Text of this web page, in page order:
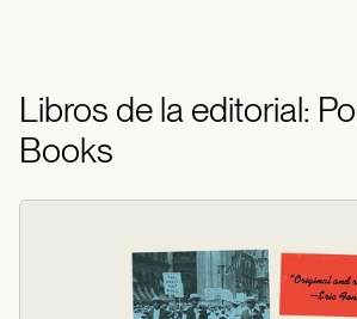
Libros de la editorial:
Books